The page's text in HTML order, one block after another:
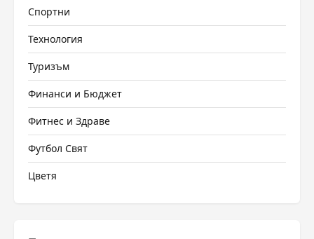
Спортни
Технология
Туризъм
Финанси и Бюджет
Фитнес и Здраве
Футбол Свят
Цветя